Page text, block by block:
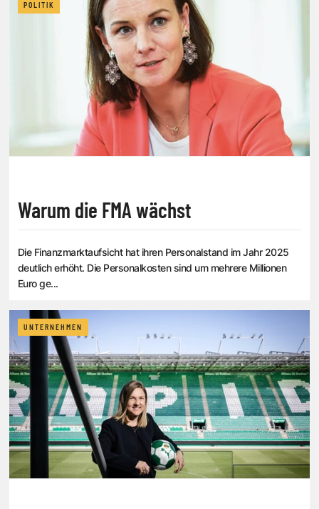
POLITIK
Warum die FMA wächst
Die Finanzmarktaufsicht hat ihren Personalstand im Jahr 2025
deutlich erhöht. Die Personalkosten sind um mehrere Millionen
Euro ge...
UNTERNEHMEN